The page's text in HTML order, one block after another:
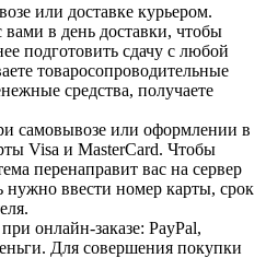
или доставке курьером.
вами в день доставки, чтобы
подготовить сдачу с любой
товаросопроводительные
средства, получаете
самовывозе или оформлении в
Visa и MasterCard. Чтобы
перенаправит вас на сервер
нужно ввести номер карты, срок
онлайн-заказе: PayPal,
Для совершения покупки